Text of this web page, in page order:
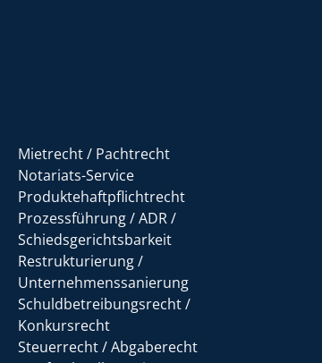
Mietrecht / Pachtrecht
Notariats-Service
Produktehaftpflichtrecht
Prozessführung / ADR /
Schiedsgerichtsbarkeit
Restrukturierung /
Unternehmenssanierung
Schuldbetreibungsrecht /
Konkursrecht
Steuerrecht / Abgaberecht